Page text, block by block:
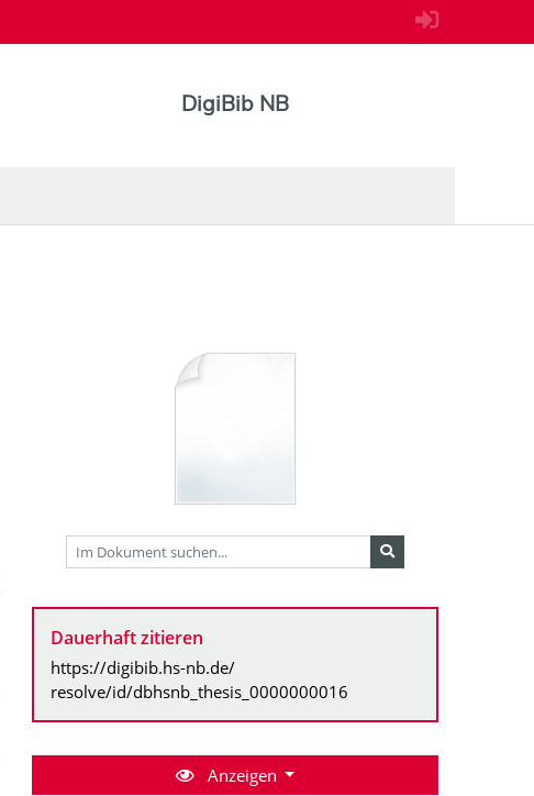
DigiBib NB
Dauerhaft zitieren
https://digibib.hs-nb.de/
resolve/id/dbhsnb_thesis_0000000016
Anzeigen